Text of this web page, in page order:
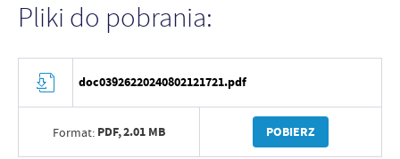
Pliki do pobrania:
doc03926220240802121721.pdf
Format: PDF,2.01 MB POBIERZ